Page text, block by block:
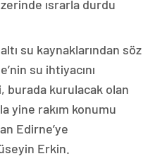
ısrarla durdu
su kaynaklarından söz
su ihtiyacını
burada kurulacak olan
yine rakım konumu
Edirne’ye
Erkin.